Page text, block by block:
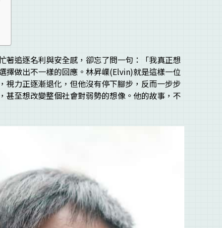
著追逐名利與安全感，卻忘了問一句：「我真正想
擇做出不一樣的回應。林昇嶫(Elvin)就是這樣一位
視力正逐漸退化，但他沒有停下腳步，反而一步步
至想改變整個社會對弱勢的想像。他的故事，不